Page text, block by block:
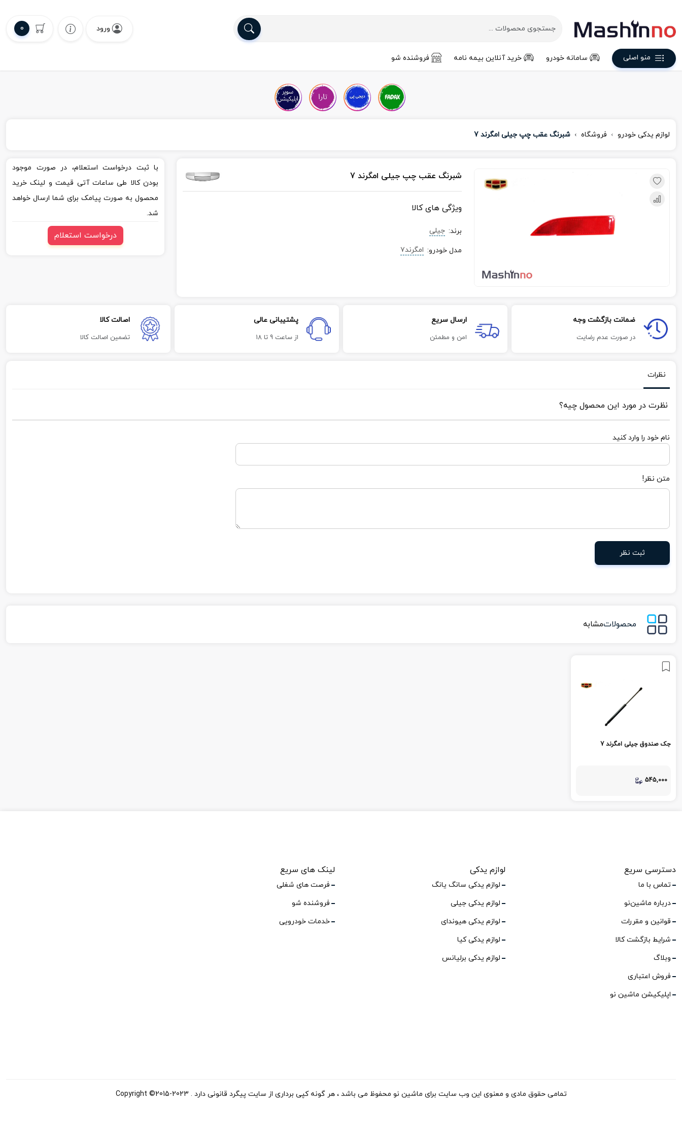
ورود 0
منو اصلی سامانه خودرو خرید آنلاین بیمه نامه فروشنده شو
لوازم یدکی خودرو فروشگاه شبرنگ عقب چپ جیلی امگرند 7
شبرنگ عقب چپ جیلی امگرند 7
ویژگی های کالا
برند: جیلی
مدل خودرو: امگرند۷
با ثبت درخواست استعلام، در صورت موجود
بودن کالا طی ساعات آتی قیمت و لینک خرید
محصول به صورت پیامک برای شما ارسال خواهد
شد.
درخواست استعلام
ضمانت بازگشت وجه
در صورت عدم رضایت
ارسال سریع
امن و مطمئن
پشتیبانی عالی
از ساعت 9 تا 18
اصالت کالا
تضمین اصالت کالا
نظرات
نظرت در مورد این محصول چیه؟
نام خود را وارد کنید
متن نظر!
ثبت نظر
محصولاتمشابه
جک صندوق جیلی امگرند 7
545,000
دسترسی سریع
تماس با ما
درباره ماشین‌نو
قوانین و مقررات
شرایط بازگشت کالا
وبلاگ
فروش اعتباری
اپلیکیشن ماشین نو
لوازم یدکی
لوازم یدکی سانگ یانگ
لوازم یدکی جیلی
لوازم یدکی هیوندای
لوازم یدکی کیا
لوازم یدکی برلیانس
لینک های سریع
فرصت های شغلی
فروشنده شو
خدمات خودرویی
تمامی حقوق مادی و معنوی این وب سایت برای ماشین نو محفوظ می باشد ، هر گونه کپی برداری از سایت پیگرد قانونی دارد . Copyright ©2015-2023